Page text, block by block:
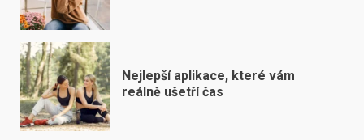
Nejlepší aplikace, které vám
reálně ušetří čas